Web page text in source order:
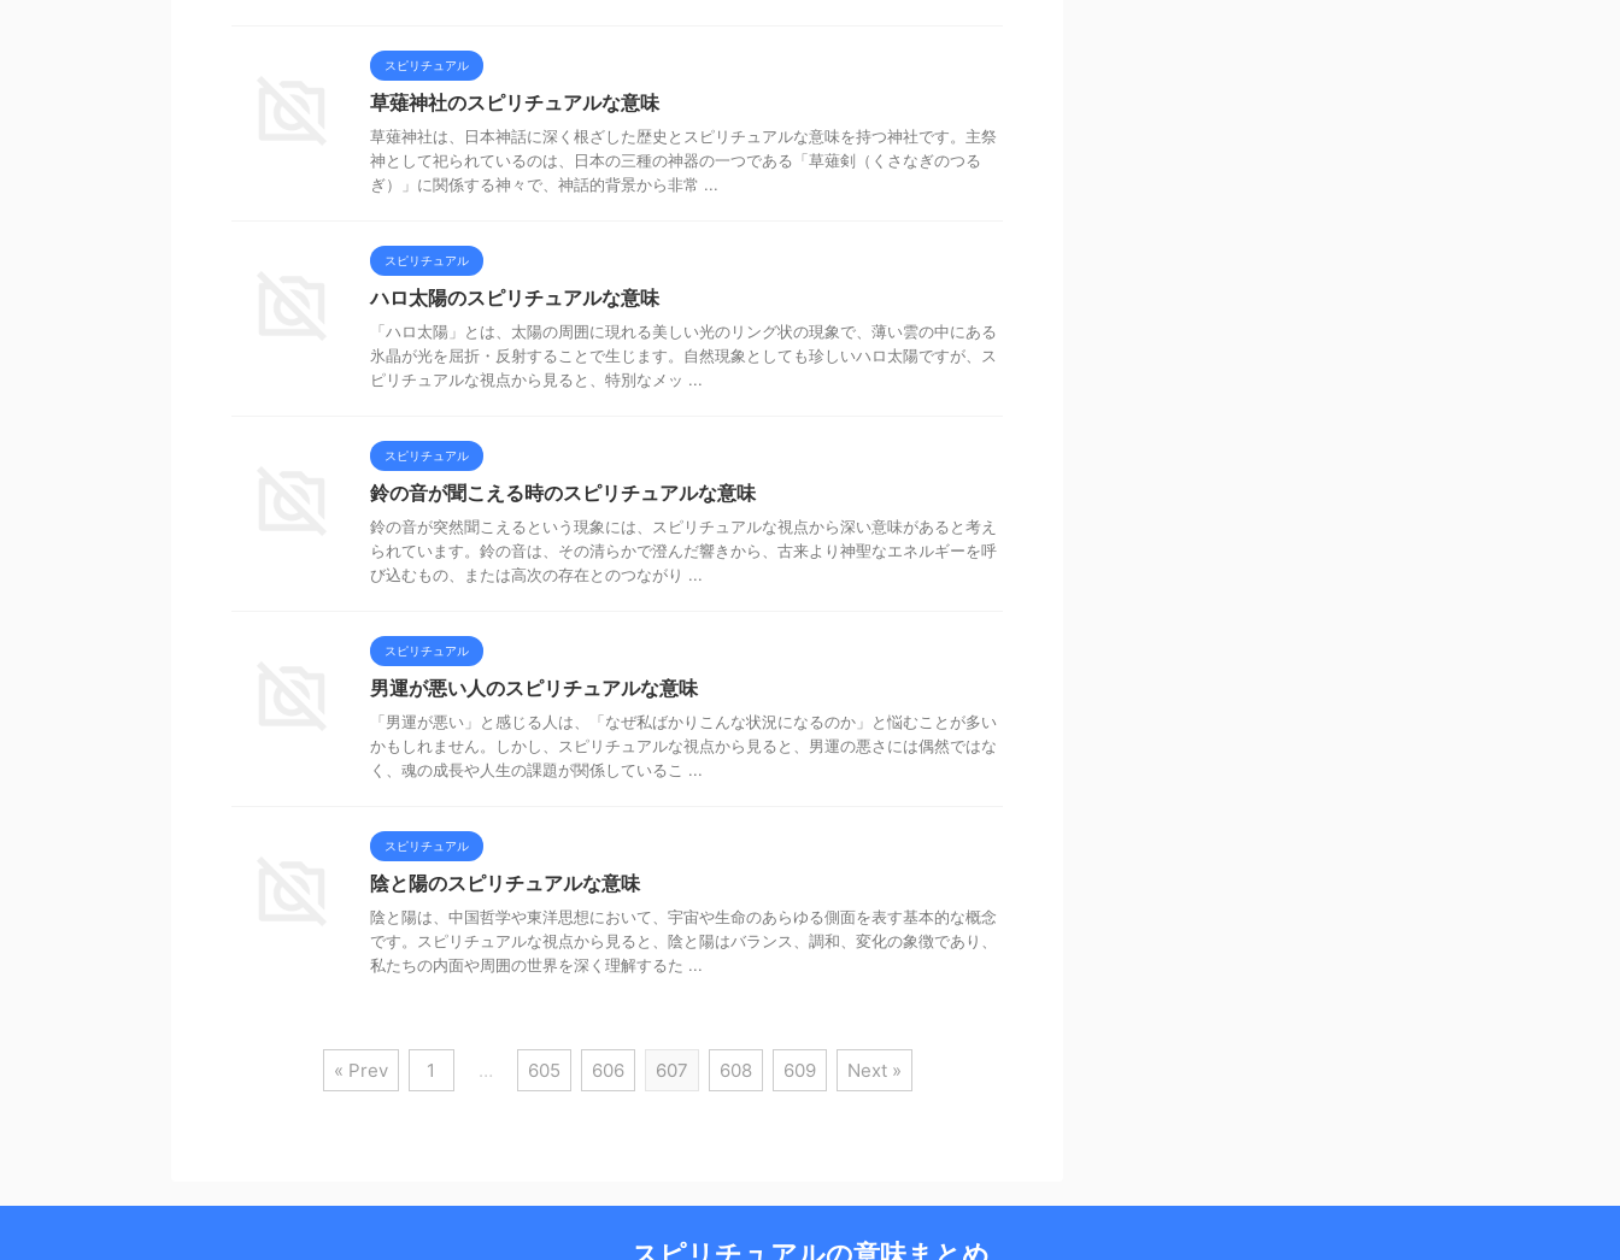
スピリチュアル
草薙神社のスピリチュアルな意味
草薙神社は、日本神話に深く根ざした歴史とスピリチュアルな意味を持つ神社です。主祭
神として祀られているのは、日本の三種の神器の一つである「草薙剣（くさなぎのつる
ぎ）」に関係する神々で、神話的背景から非常 ...
スピリチュアル
ハロ太陽のスピリチュアルな意味
「ハロ太陽」とは、太陽の周囲に現れる美しい光のリング状の現象で、薄い雲の中にある
氷晶が光を屈折・反射することで生じます。自然現象としても珍しいハロ太陽ですが、ス
ピリチュアルな視点から見ると、特別なメッ ...
スピリチュアル
鈴の音が聞こえる時のスピリチュアルな意味
鈴の音が突然聞こえるという現象には、スピリチュアルな視点から深い意味があると考え
られています。鈴の音は、その清らかで澄んだ響きから、古来より神聖なエネルギーを呼
び込むもの、または高次の存在とのつながり ...
スピリチュアル
男運が悪い人のスピリチュアルな意味
「男運が悪い」と感じる人は、「なぜ私ばかりこんな状況になるのか」と悩むことが多い
かもしれません。しかし、スピリチュアルな視点から見ると、男運の悪さには偶然ではな
く、魂の成長や人生の課題が関係しているこ ...
スピリチュアル
陰と陽のスピリチュアルな意味
陰と陽は、中国哲学や東洋思想において、宇宙や生命のあらゆる側面を表す基本的な概念
です。スピリチュアルな視点から見ると、陰と陽はバランス、調和、変化の象徴であり、
私たちの内面や周囲の世界を深く理解するた ...
« Prev 1 … 605 606 607 608 609 Next »